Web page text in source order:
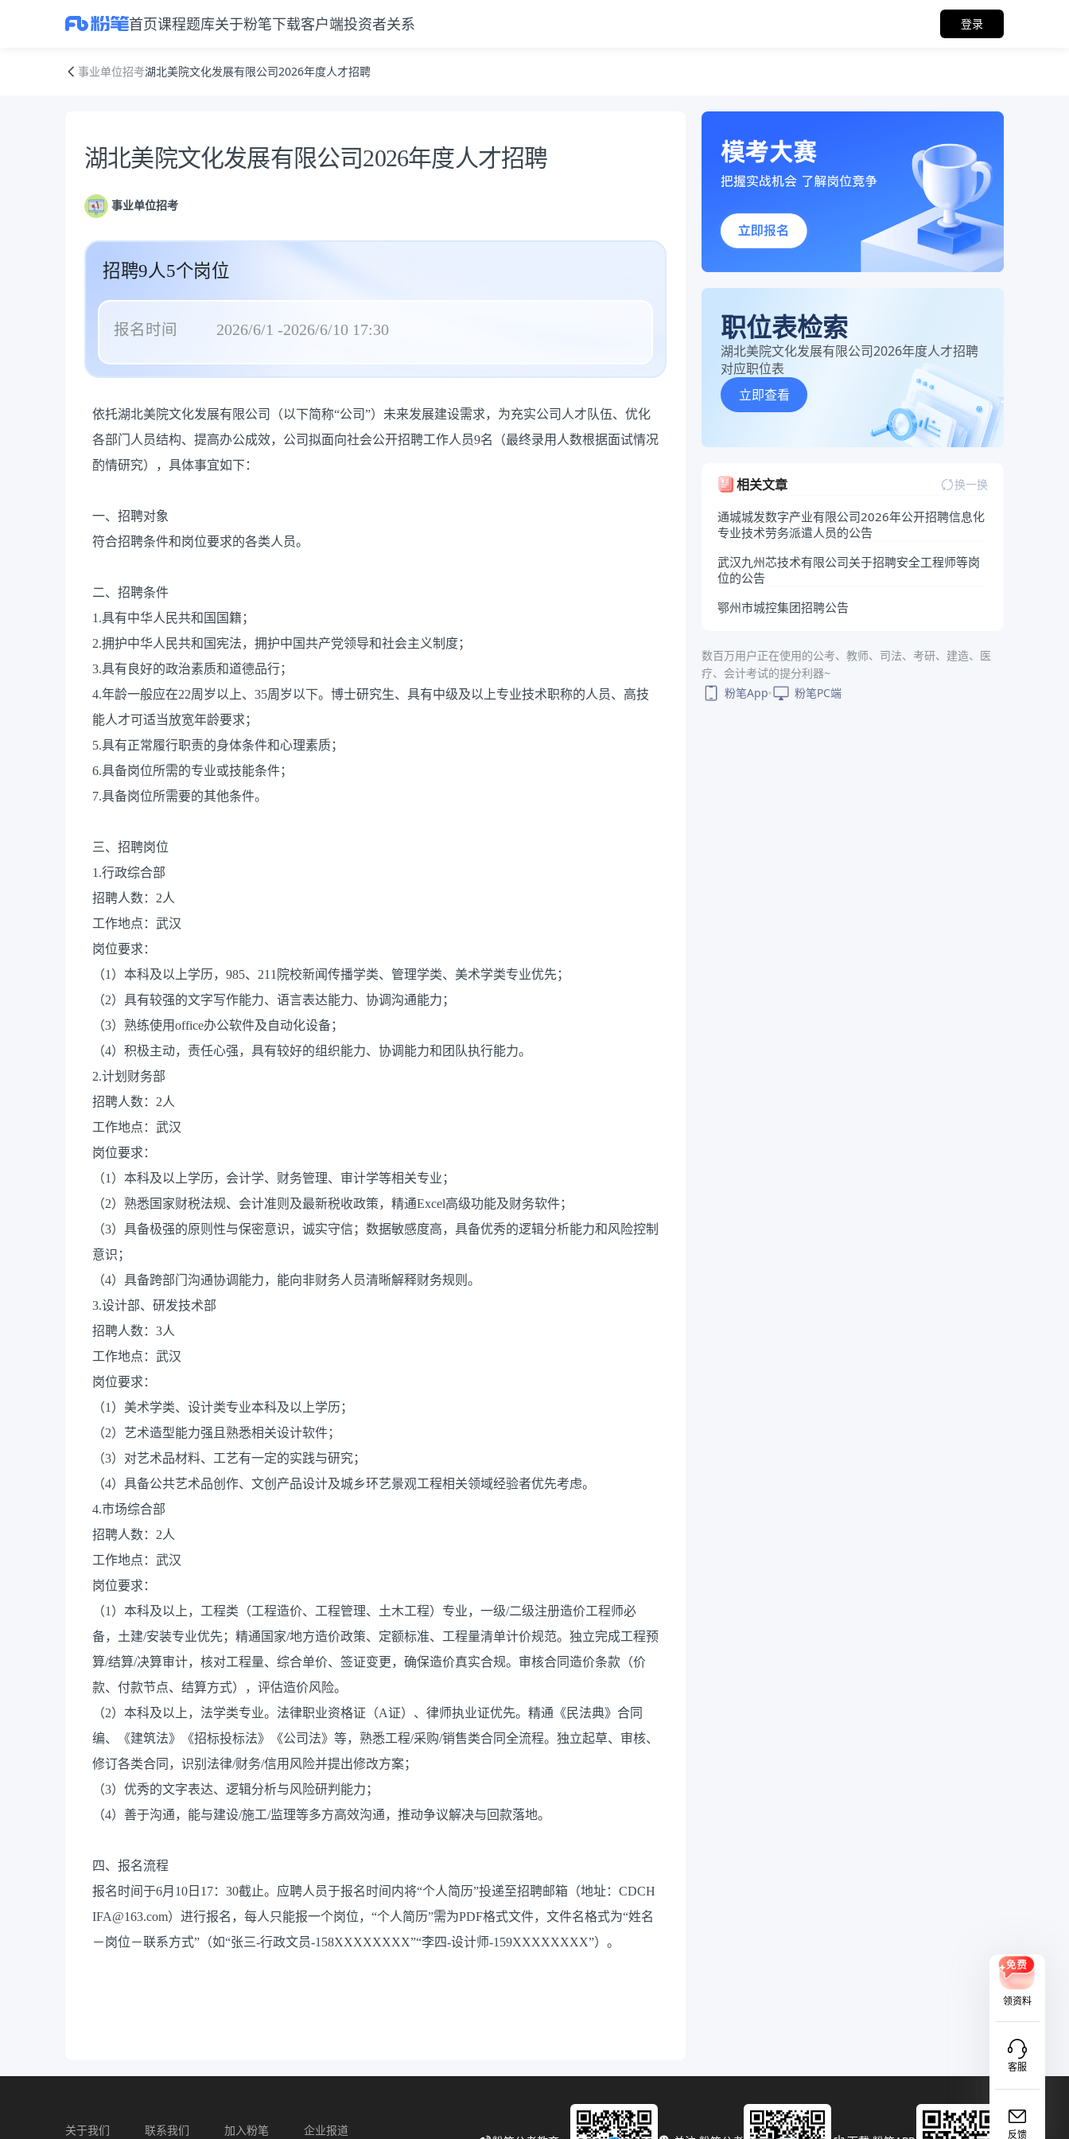
首页课程题库关于粉笔下载客户端投资者关系 登录
事业单位招考湖北美院文化发展有限公司2026年度人才招聘
公告正文
湖北美院文化发展有限公司2026年度人才招聘
事业单位招考
招聘9人5个岗位
报名时间 2026/6/1 -2026/6/10 17:30
依托湖北美院文化发展有限公司（以下简称“公司”）未来发展建设需求，为充实公司人才队伍、优化
各部门人员结构、提高办公成效，公司拟面向社会公开招聘工作人员9名（最终录用人数根据面试情况
酌情研究），具体事宜如下：
一、招聘对象
符合招聘条件和岗位要求的各类人员。
二、招聘条件
1.具有中华人民共和国国籍；
2.拥护中华人民共和国宪法，拥护中国共产党领导和社会主义制度；
3.具有良好的政治素质和道德品行；
4.年龄一般应在22周岁以上、35周岁以下。博士研究生、具有中级及以上专业技术职称的人员、高技
能人才可适当放宽年龄要求；
5.具有正常履行职责的身体条件和心理素质；
6.具备岗位所需的专业或技能条件；
7.具备岗位所需要的其他条件。
三、招聘岗位
1.行政综合部
招聘人数：2人
工作地点：武汉
岗位要求：
（1）本科及以上学历，985、211院校新闻传播学类、管理学类、美术学类专业优先；
（2）具有较强的文字写作能力、语言表达能力、协调沟通能力；
（3）熟练使用office办公软件及自动化设备；
（4）积极主动，责任心强，具有较好的组织能力、协调能力和团队执行能力。
2.计划财务部
招聘人数：2人
工作地点：武汉
岗位要求：
（1）本科及以上学历，会计学、财务管理、审计学等相关专业；
（2）熟悉国家财税法规、会计准则及最新税收政策，精通Excel高级功能及财务软件；
（3）具备极强的原则性与保密意识，诚实守信；数据敏感度高，具备优秀的逻辑分析能力和风险控制
意识；
（4）具备跨部门沟通协调能力，能向非财务人员清晰解释财务规则。
3.设计部、研发技术部
招聘人数：3人
工作地点：武汉
岗位要求：
（1）美术学类、设计类专业本科及以上学历；
（2）艺术造型能力强且熟悉相关设计软件；
（3）对艺术品材料、工艺有一定的实践与研究；
（4）具备公共艺术品创作、文创产品设计及城乡环艺景观工程相关领域经验者优先考虑。
4.市场综合部
招聘人数：2人
工作地点：武汉
岗位要求：
（1）本科及以上，工程类（工程造价、工程管理、土木工程）专业，一级/二级注册造价工程师必
备，土建/安装专业优先；精通国家/地方造价政策、定额标准、工程量清单计价规范。独立完成工程预
算/结算/决算审计，核对工程量、综合单价、签证变更，确保造价真实合规。审核合同造价条款（价
款、付款节点、结算方式），评估造价风险。
（2）本科及以上，法学类专业。法律职业资格证（A证）、律师执业证优先。精通《民法典》合同
编、《建筑法》《招标投标法》《公司法》等，熟悉工程/采购/销售类合同全流程。独立起草、审核、
修订各类合同，识别法律/财务/信用风险并提出修改方案；
（3）优秀的文字表达、逻辑分析与风险研判能力；
（4）善于沟通，能与建设/施工/监理等多方高效沟通，推动争议解决与回款落地。
四、报名流程
报名时间于6月10日17：30截止。应聘人员于报名时间内将“个人简历”投递至招聘邮箱（地址：CDCH
IFA@163.com）进行报名，每人只能报一个岗位，“个人简历”需为PDF格式文件，文件名格式为“姓名
－岗位－联系方式”（如“张三-行政文员-158XXXXXXXX”“李四-设计师-159XXXXXXXX”）。
职位表检索
湖北美院文化发展有限公司2026年度人才招聘
对应职位表
立即查看
相关文章 换一换
通城城发数字产业有限公司2026年公开招聘信息化
专业技术劳务派遣人员的公告
武汉九州芯技术有限公司关于招聘安全工程师等岗
位的公告
鄂州市城控集团招聘公告
数百万用户正在使用的公考、教师、司法、考研、建造、医
疗、会计考试的提分利器~
粉笔App
粉笔PC端
领资料
客服
反馈
关于我们 联系我们 加入粉笔 企业报道